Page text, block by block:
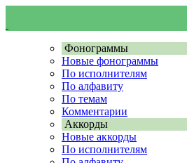
Фонограммы
Новые фонограммы
По исполнителям
По алфавиту
По темам
Комментарии
Аккорды
Новые аккорды
По исполнителям